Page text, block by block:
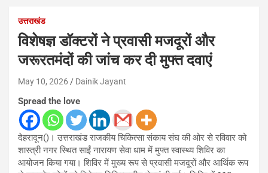
उत्तराखंड
विशेषज्ञ डॉक्टरों ने प्रवासी मजदूरों और
जरूरतमंदों की जांच कर दी मुफ्त दवाएं
May 10, 2026 Dainik Jayant
Spread the love
देहरादून()। उत्तराखंड राजकीय चिकित्सा संकाय संघ की ओर से रविवार को
शास्त्री नगर स्थित साईं नारायण सेवा धाम में मुफ्त स्वास्थ्य शिविर का
आयोजन किया गया। शिविर में मुख्य रूप से प्रवासी मजदूरों और आर्थिक रूप